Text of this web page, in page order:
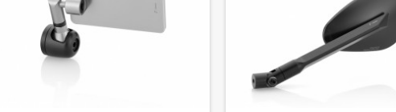
CASQUE BELL MOTO-3
CASQUE FELIX ST520
REPUBLIC
197,01 €